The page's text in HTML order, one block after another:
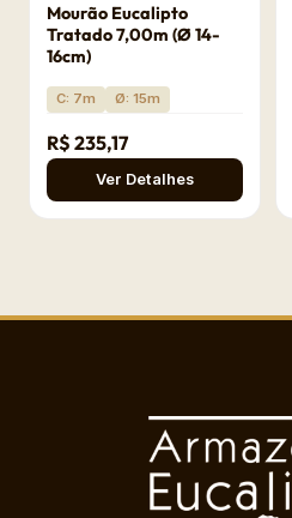
Mourão Eucalipto
Tratado 7,00m (Ø 14-
16cm)
C: 7m Ø: 15m
R$ 235,17
Ver Detalhes